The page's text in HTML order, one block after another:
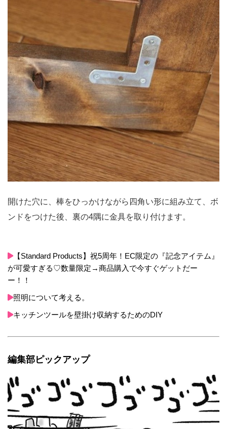
開けた穴に、棒をひっかけながら四角い形に組み立て、ボ
ンドをつけた後、裏の4隅に金具を取り付けます。
【Standard Products】祝5周年！EC限定の『記念アイテム』
が可愛すぎる♡数量限定→商品購入で今すぐゲットだー
ー！！
照明について考える。
キッチンツールを壁掛け収納するためのDIY
編集部ピックアップ